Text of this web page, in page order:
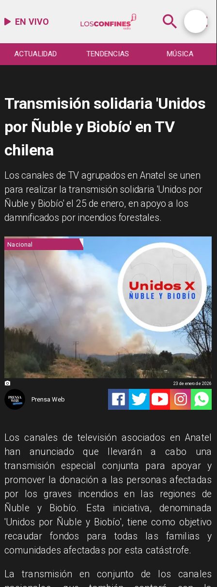
EN VIVO
ACTUALIDAD TENDENCIAS MÚSICA
Transmisión solidaria 'Unidos
por Ñuble y Biobío' en TV
chilena
Los canales de TV agrupados en Anatel se unen
para realizar la transmisión solidaria 'Unidos por
Ñuble y Biobío' el 25 de enero, en apoyo a los
damnificados por incendios forestales.
Nacional
Prensa Web
23 de enero de 2026
Los canales de televisión asociados en Anatel
han anunciado que llevarán a cabo una
transmisión especial conjunta para apoyar y
promover la donación a las personas afectadas
por los graves incendios en las regiones de
Ñuble y Biobío. Esta iniciativa, denominada
'Unidos por Ñuble y Biobío', tiene como objetivo
recaudar fondos para todas las familias y
comunidades afectadas por esta catástrofe.
La transmisión en conjunto de los canales